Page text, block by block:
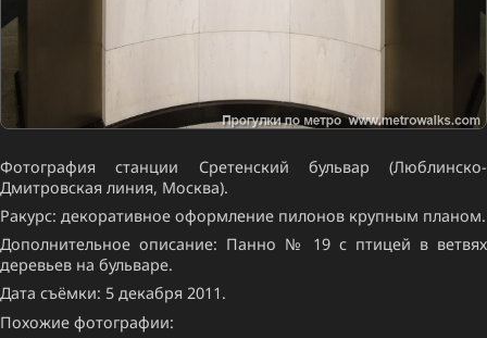
Фотография станции Сретенский бульвар (Люблинско-
Дмитровская линия, Москва).
Ракурс: декоративное оформление пилонов крупным планом.
Дополнительное описание: Панно № 19 с птицей в ветвях
деревьев на бульваре.
Дата съёмки: 5 декабря 2011.
Похожие фотографии: